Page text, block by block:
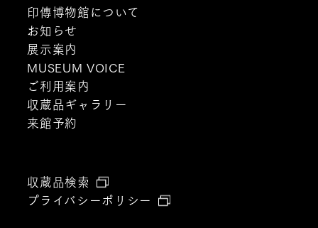
印傳博物館について
お知らせ
展示案内
MUSEUM VOICE
ご利用案内
収蔵品ギャラリー
来館予約
収蔵品検索
プライバシーポリシー